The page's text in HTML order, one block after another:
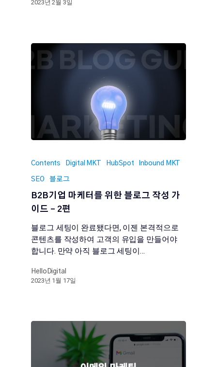
2023년 2월 3일
Contents Digital MKT HubSpot Inbound MKT
SEO 블로그
B2B기업 마케터를 위한 블로그 작성 가
이드 – 2편
블로그 세팅이 완료됐다면, 이젠 본격적으로
콘텐츠를 작성하여 고객의 유입을 만들어야
합니다. 만약 아직 블로그 세팅이…
HelloDigital
2023년 1월 17일